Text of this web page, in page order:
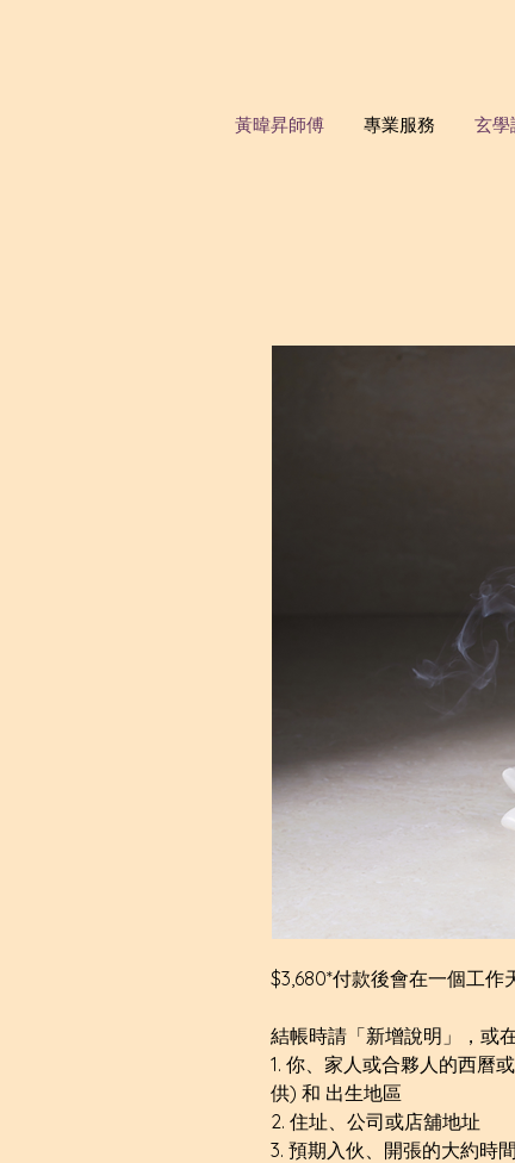
黃暐昇師傅 專業服務 玄學
$3,680*付款後會在一個工
結帳時請「新增說明」，或
1. 你、家人或合夥人的西曆
供) 和 出生地區
2. 住址、公司或店舖地址
3. 預期入伙、開張的大約時間